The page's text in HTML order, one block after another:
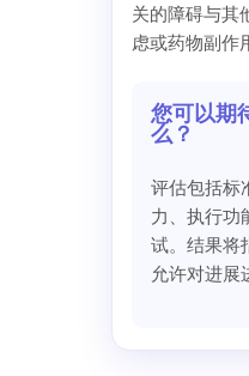
关的障碍与其
虑或药物副作
您可以期
么？
评估包括标
力、执行功
试。结果将
允许对进展